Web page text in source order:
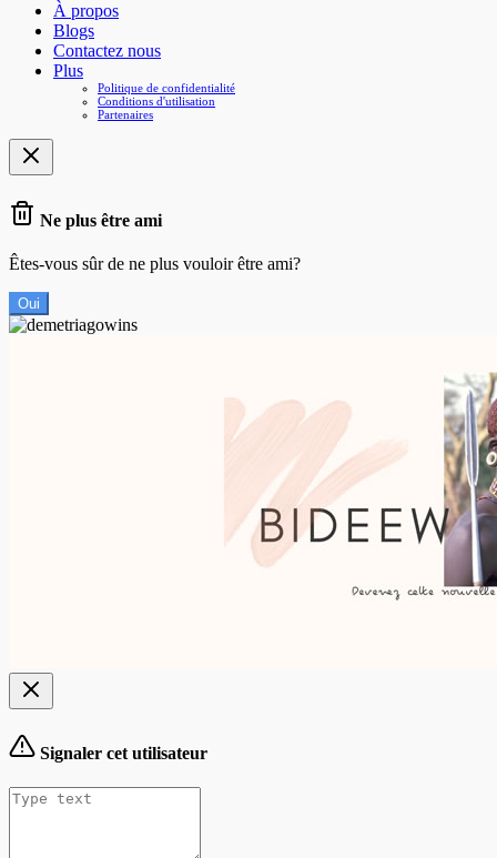
À propos
Blogs
Contactez nous
Plus
Politique de confidentialité
Conditions d'utilisation
Partenaires
Ne plus être ami
Êtes-vous sûr de ne plus vouloir être ami?
Oui
Signaler cet utilisateur